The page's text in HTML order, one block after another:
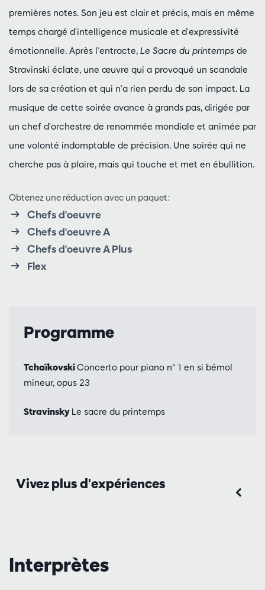
premières notes. Son jeu est clair et précis, mais en même
temps chargé d'intelligence musicale et d'expressivité
émotionnelle. Après l'entracte, Le Sacre du printemps de
Stravinski éclate, une œuvre qui a provoqué un scandale
lors de sa création et qui n'a rien perdu de son impact. La
musique de cette soirée avance à grands pas, dirigée par
un chef d'orchestre de renommée mondiale et animée par
une volonté indomptable de précision. Une soirée qui ne
cherche pas à plaire, mais qui touche et met en ébullition.
Obtenez une réduction avec un paquet:
Chefs d'oeuvre
Chefs d'oeuvre A
Chefs d'oeuvre A Plus
Flex
Programme
TchaïkovskiConcerto pour piano n° 1 en si bémol
mineur, opus 23
Stravinsky Le sacre du printemps
Vivez plus d'expériences
Interprètes